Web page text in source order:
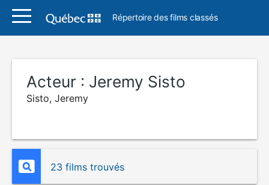
Répertoire des films classés
Acteur : Jeremy Sisto
Sisto, Jeremy
23 films trouvés